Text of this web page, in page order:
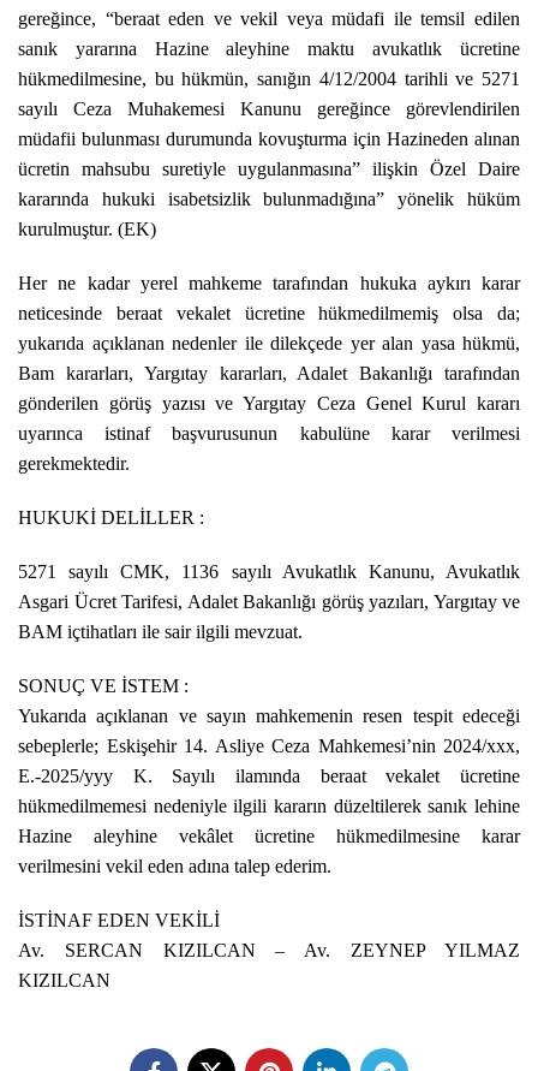
gereğince, “beraat eden ve vekil veya müdafi ile temsil edilen
sanık yararına Hazine aleyhine maktu avukatlık ücretine
hükmedilmesine, bu hükmün, sanığın 4/12/2004 tarihli ve 5271
sayılı Ceza Muhakemesi Kanunu gereğince görevlendirilen
müdafii bulunması durumunda kovuşturma için Hazineden alınan
ücretin mahsubu suretiyle uygulanmasına” ilişkin Özel Daire
kararında hukuki isabetsizlik bulunmadığına” yönelik hüküm
kurulmuştur. (EK)
Her ne kadar yerel mahkeme tarafından hukuka aykırı karar
neticesinde beraat vekalet ücretine hükmedilmemiş olsa da;
yukarıda açıklanan nedenler ile dilekçede yer alan yasa hükmü,
Bam kararları, Yargıtay kararları, Adalet Bakanlığı tarafından
gönderilen görüş yazısı ve Yargıtay Ceza Genel Kurul kararı
uyarınca istinaf başvurusunun kabulüne karar verilmesi
gerekmektedir.
HUKUKİ DELİLLER :
5271 sayılı CMK, 1136 sayılı Avukatlık Kanunu, Avukatlık
Asgari Ücret Tarifesi, Adalet Bakanlığı görüş yazıları, Yargıtay ve
BAM içtihatları ile sair ilgili mevzuat.
SONUÇ VE İSTEM :
Yukarıda açıklanan ve sayın mahkemenin resen tespit edeceği
sebeplerle; Eskişehir 14. Asliye Ceza Mahkemesi’nin 2024/xxx,
E.-2025/yyy K. Sayılı ilamında beraat vekalet ücretine
hükmedilmemesi nedeniyle ilgili kararın düzeltilerek sanık lehine
Hazine aleyhine vekâlet ücretine hükmedilmesine karar
verilmesini vekil eden adına talep ederim.
İSTİNAF EDEN VEKİLİ
Av. SERCAN KIZILCAN – Av. ZEYNEP YILMAZ
KIZILCAN